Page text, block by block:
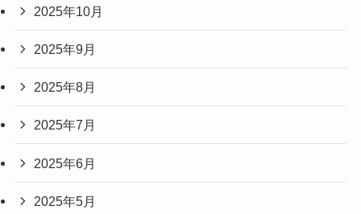
2025年10月
2025年9月
2025年8月
2025年7月
2025年6月
2025年5月